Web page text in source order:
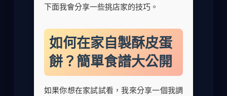
下面我會分享一些挑店家的技巧。
如何在家自製酥皮蛋
餅？簡單食譜大公開
如果你想在家試試看，我來分享一個我調